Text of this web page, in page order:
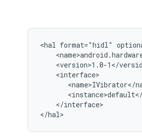
<hal format="hidl"
<version>1.0-1</
    <interface>
<name>IVibrator</
    </interface>
</hal>